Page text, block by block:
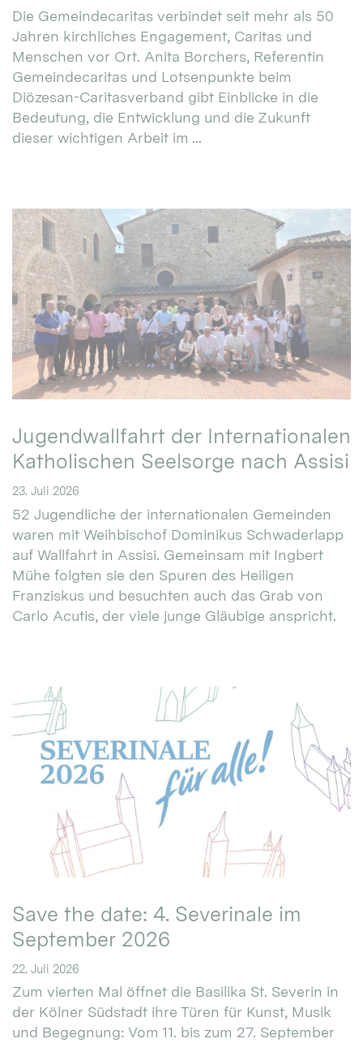
Die Gemeindecaritas verbindet seit mehr als 50
Jahren kirchliches Engagement, Caritas und
Menschen vor Ort. Anita Borchers, Referentin
Gemeindecaritas und Lotsenpunkte beim
Diözesan-Caritasverband gibt Einblicke in die
Bedeutung, die Entwicklung und die Zukunft
dieser wichtigen Arbeit im ...
Jugendwallfahrt der Internationalen
Katholischen Seelsorge nach Assisi
23. Juli 2026
52 Jugendliche der internationalen Gemeinden
waren mit Weihbischof Dominikus Schwaderlapp
auf Wallfahrt in Assisi. Gemeinsam mit Ingbert
Mühe folgten sie den Spuren des Heiligen
Franziskus und besuchten auch das Grab von
Carlo Acutis, der viele junge Gläubige anspricht.
Save the date: 4. Severinale im
September 2026
22. Juli 2026
Zum vierten Mal öffnet die Basilika St. Severin in
der Kölner Südstadt ihre Türen für Kunst, Musik
und Begegnung: Vom 11. bis zum 27. September